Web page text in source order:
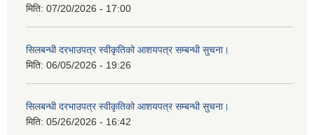
मिति: 07/20/2026 - 17:00
सिलबन्धी दरभाउपत्र स्वीकृतिको आशयपत्र सम्बन्धी सुचना।
मिति: 06/05/2026 - 19:26
सिलबन्धी दरभाउपत्र स्वीकृतिको आशयपत्र सम्बन्धी सुचना।
मिति: 05/26/2026 - 16:42